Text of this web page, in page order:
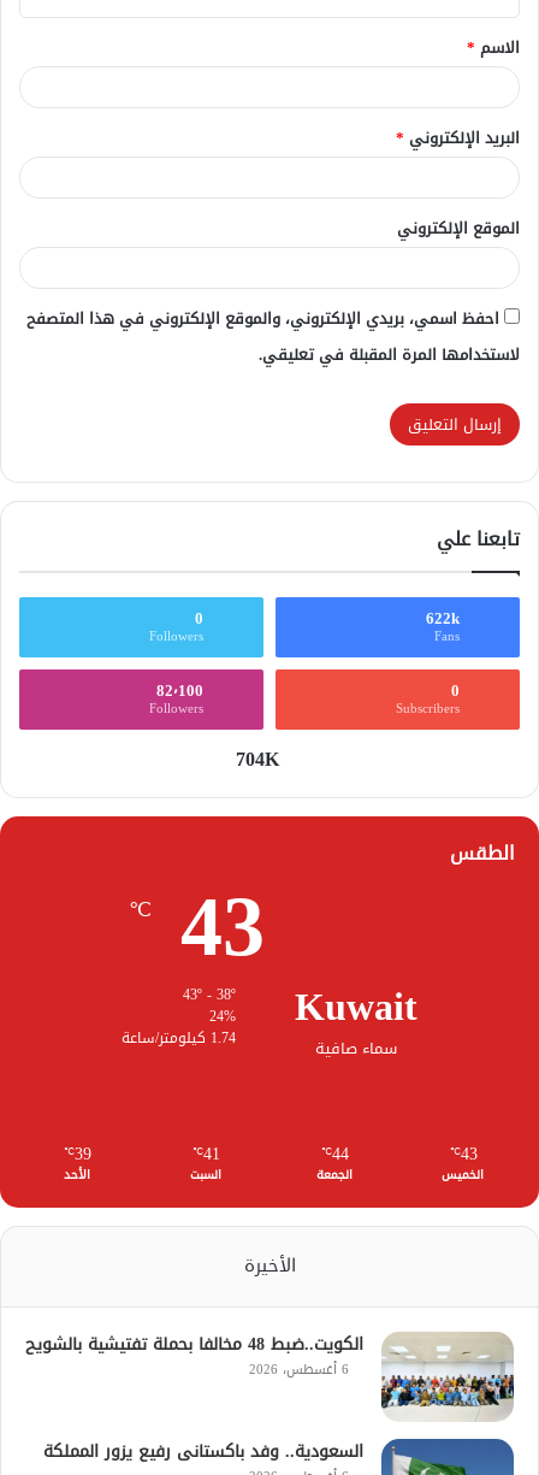
ق
*
الاسم *
البريد الإلكتروني *
الموقع الإلكتروني
احفظ اسمي، بريدي الإلكتروني، والموقع الإلكتروني في هذا المتصفح
لاستخدامها المرة المقبلة في تعليقي.
تابعنا علي
622k
Fans
0
Followers
0
Subscribers
82٬100
Followers
704K
الطقس
Kuwait
سماء صافية
43
℃
24%
1.74 كيلومتر/ساعة
43
℃
الخميس
44
℃
الجمعة
41
℃
السبت
39
℃
الأحد
الأخيرة
الكويت..ضبط 48 مخالفا بحملة تفتيشية بالشويح
6 أغسطس، 2026
السعودية.. وفد باكستانى رفيع يزور المملكة